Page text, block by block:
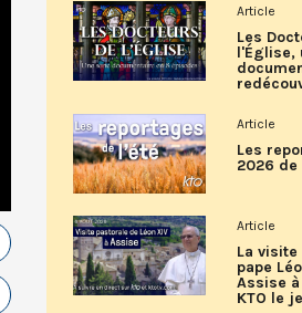
Article
Les
l'Église,
Article
Les
2026 de
Article
La
pape
Assise
KTO le